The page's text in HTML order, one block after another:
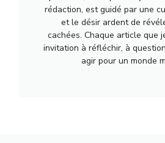
rédaction, est guidé par une
et le désir ardent de
cachées. Chaque article que
invitation à réfléchir, à
agir pour un monde